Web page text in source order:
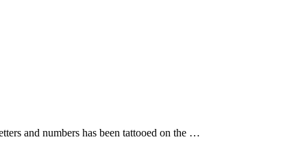
and numbers has been tattooed on the …